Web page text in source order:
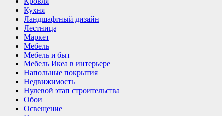
Кухня
Ландшафтный дизайн
Лестница
Маркет
Мебель
Мебель и быт
Мебель Икеа в интерьере
Напольные покрытия
Недвижимость
Нулевой этап строительства
Обои
Освещение